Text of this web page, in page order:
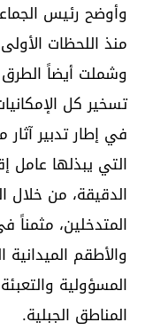
وأوضح رئيس
منذ اللحظات
وشملت أيضاً الطرق
تسخير كل
في إطار تدبير آثار
التي يبذلها عامل
الدقيقة، من
المتدخلين، مثمناً
والأطقم
المسؤولية
المناطق الجبلية.